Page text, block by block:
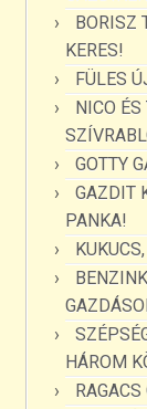
BORISZ
KERES!
FÜLES
NICO ÉS
GOTTY
GAZDIT
PANKA!
HÁROM